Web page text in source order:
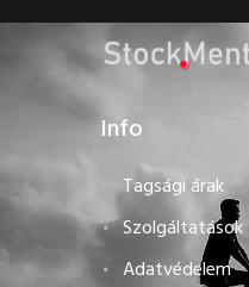
Info
Tagsági árak
Szolgáltatások
Adatvédelem